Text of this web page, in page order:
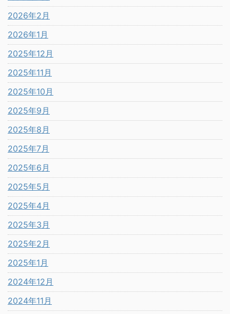
2026年2月
2026年1月
2025年12月
2025年11月
2025年10月
2025年9月
2025年8月
2025年7月
2025年6月
2025年5月
2025年4月
2025年3月
2025年2月
2025年1月
2024年12月
2024年11月